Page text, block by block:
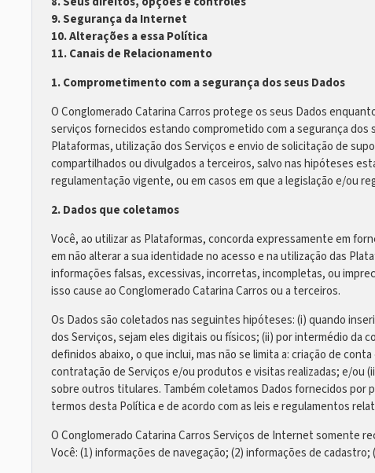
9. Segurança da Internet
10. Alterações a essa Política
11. Canais de Relacionamento
1. Comprometimento com a segurança dos seus Dados
O Conglomerado Catarina Carros protege os seus Dados
serviços fornecidos estando comprometido com a segurança
Plataformas, utilização dos Serviços e envio de solicitação de
compartilhados ou divulgados a terceiros, salvo nas hipóteses
regulamentação vigente, ou em casos em que a legislação e/ou
2. Dados que coletamos
Você, ao utilizar as Plataformas, concorda expressamente em
em não alterar a sua identidade no acesso e na utilização das
informações falsas, excessivas, incorretas, incompletas, ou
isso cause ao Conglomerado Catarina Carros ou a terceiros.
Os Dados são coletados nas seguintes hipóteses: (i) quando
dos Serviços, sejam eles digitais ou físicos; (ii) por intermédio da
definidos abaixo, o que inclui, mas não se limita a: criação de
contratação de Serviços e/ou produtos e visitas realizadas; e/ou
sobre outros titulares. Também coletamos Dados fornecidos
termos desta Política e de acordo com as leis e regulamentos
O Conglomerado Catarina Carros Serviços de Internet somente
Você: (1) informações de navegação; (2) informações de